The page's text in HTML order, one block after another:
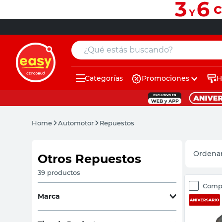
¿Qué estás buscando?
Categorías Promociones
Home Automotor Repuestos
Otros Repuestos
39 productos
Marca
muebles
espejo